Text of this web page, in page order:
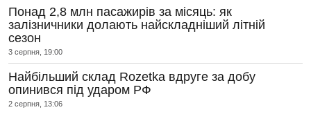
Понад 2,8 млн пасажирів за місяць: як
залізничники долають найскладніший літній
сезон
3 серпня, 19:00
Найбільший склад Rozetka вдруге за добу
опинився під ударом РФ
2 серпня, 13:06